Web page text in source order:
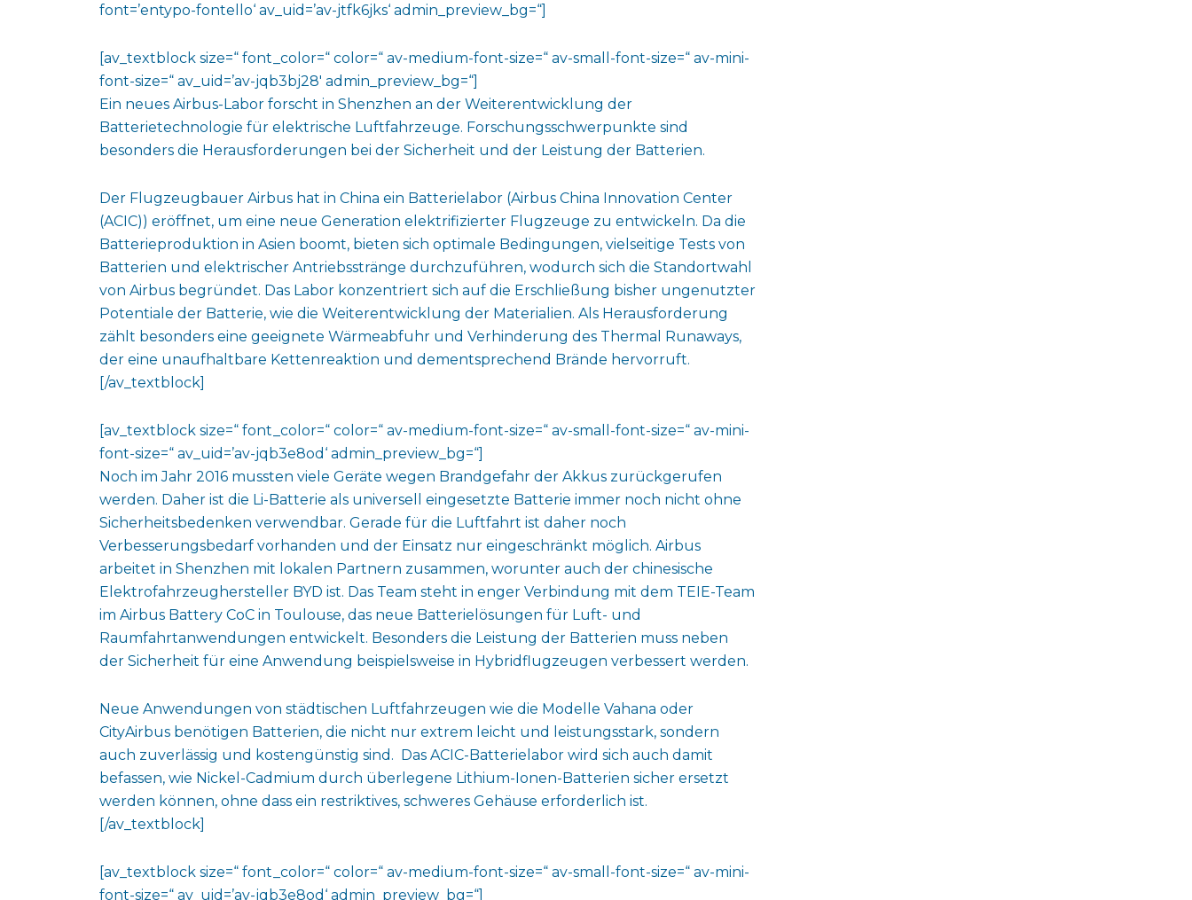
font=’entypo-fontello‘ av_uid=’av-jtfk6jks‘ admin_preview_bg=“]
[av_textblock size=“ font_color=“ color=“ av-medium-font-size=“ av-small-font-size=“ av-mini-
font-size=“ av_uid=’av-jqb3bj28′ admin_preview_bg=“]
Ein neues Airbus-Labor forscht in Shenzhen an der Weiterentwicklung der
Batterietechnologie für elektrische Luftfahrzeuge. Forschungsschwerpunkte sind
besonders die Herausforderungen bei der Sicherheit und der Leistung der Batterien.
Der Flugzeugbauer Airbus hat in China ein Batterielabor (Airbus China Innovation Center
(ACIC)) eröffnet, um eine neue Generation elektrifizierter Flugzeuge zu entwickeln. Da die
Batterieproduktion in Asien boomt, bieten sich optimale Bedingungen, vielseitige Tests von
Batterien und elektrischer Antriebsstränge durchzuführen, wodurch sich die Standortwahl
von Airbus begründet. Das Labor konzentriert sich auf die Erschließung bisher ungenutzter
Potentiale der Batterie, wie die Weiterentwicklung der Materialien. Als Herausforderung
zählt besonders eine geeignete Wärmeabfuhr und Verhinderung des Thermal Runaways,
der eine unaufhaltbare Kettenreaktion und dementsprechend Brände hervorruft.
[/av_textblock]
[av_textblock size=“ font_color=“ color=“ av-medium-font-size=“ av-small-font-size=“ av-mini-
font-size=“ av_uid=’av-jqb3e8od‘ admin_preview_bg=“]
Noch im Jahr 2016 mussten viele Geräte wegen Brandgefahr der Akkus zurückgerufen
werden. Daher ist die Li-Batterie als universell eingesetzte Batterie immer noch nicht ohne
Sicherheitsbedenken verwendbar. Gerade für die Luftfahrt ist daher noch
Verbesserungsbedarf vorhanden und der Einsatz nur eingeschränkt möglich. Airbus
arbeitet in Shenzhen mit lokalen Partnern zusammen, worunter auch der chinesische
Elektrofahrzeughersteller BYD ist. Das Team steht in enger Verbindung mit dem TEIE-Team
im Airbus Battery CoC in Toulouse, das neue Batterielösungen für Luft- und
Raumfahrtanwendungen entwickelt. Besonders die Leistung der Batterien muss neben
der Sicherheit für eine Anwendung beispielsweise in Hybridflugzeugen verbessert werden.
Neue Anwendungen von städtischen Luftfahrzeugen wie die Modelle Vahana oder
CityAirbus benötigen Batterien, die nicht nur extrem leicht und leistungsstark, sondern
auch zuverlässig und kostengünstig sind. Das ACIC-Batterielabor wird sich auch damit
befassen, wie Nickel-Cadmium durch überlegene Lithium-Ionen-Batterien sicher ersetzt
werden können, ohne dass ein restriktives, schweres Gehäuse erforderlich ist.
[/av_textblock]
[av_textblock size=“ font_color=“ color=“ av-medium-font-size=“ av-small-font-size=“ av-mini-
font-size=“ av_uid=’av-jqb3e8od‘ admin_preview_bg=“]